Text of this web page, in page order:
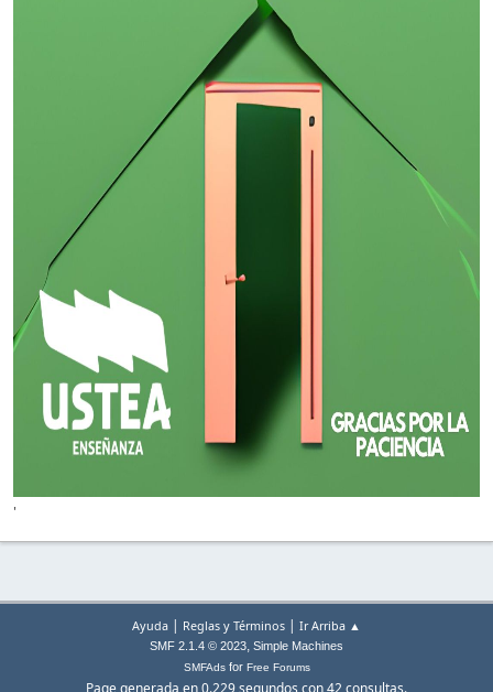
'
Ayuda | Reglas y Términos | Ir Arriba ▲
SMF 2.1.4 © 2023, Simple Machines
SMFAdsfor Free Forums